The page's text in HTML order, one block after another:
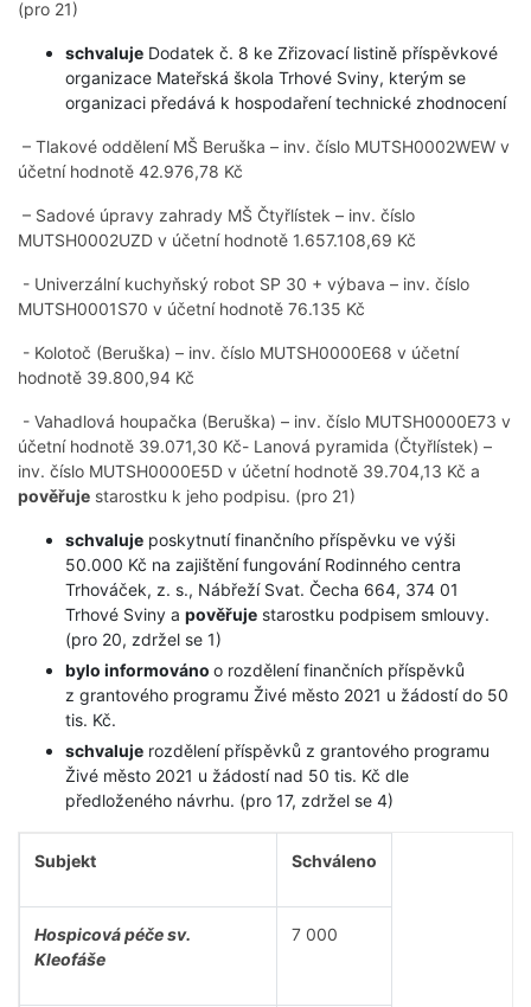
(pro 21)
schvaluje Dodatek č. 8 ke Zřizovací listině příspěvkové
organizace Mateřská škola Trhové Sviny, kterým se
organizaci předává k hospodaření technické zhodnocení
– Tlakové oddělení MŠ Beruška – inv. číslo MUTSH0002WEW v
účetní hodnotě 42.976,78 Kč
– Sadové úpravy zahrady MŠ Čtyřlístek – inv. číslo
MUTSH0002UZD v účetní hodnotě 1.657.108,69 Kč
- Univerzální kuchyňský robot SP 30 + výbava – inv. číslo
MUTSH0001S70 v účetní hodnotě 76.135 Kč
- Kolotoč (Beruška) – inv. číslo MUTSH0000E68 v účetní
hodnotě 39.800,94 Kč
- Vahadlová houpačka (Beruška) – inv. číslo MUTSH0000E73 v
účetní hodnotě 39.071,30 Kč- Lanová pyramida (Čtyřlístek) –
inv. číslo MUTSH0000E5D v účetní hodnotě 39.704,13 Kč a
pověřuje starostku k jeho podpisu. (pro 21)
schvaluje poskytnutí finančního příspěvku ve výši
50.000 Kč na zajištění fungování Rodinného centra
Trhováček, z. s., Nábřeží Svat. Čecha 664, 374 01
Trhové Sviny a pověřuje starostku podpisem smlouvy.
(pro 20, zdržel se 1)
bylo informováno o rozdělení finančních příspěvků
z grantového programu Živé město 2021 u žádostí do 50
tis. Kč.
schvaluje rozdělení příspěvků z grantového programu
Živé město 2021 u žádostí nad 50 tis. Kč dle
předloženého návrhu. (pro 17, zdržel se 4)
Subjekt Schváleno
Hospicová péče sv.
Kleofáše
7 000